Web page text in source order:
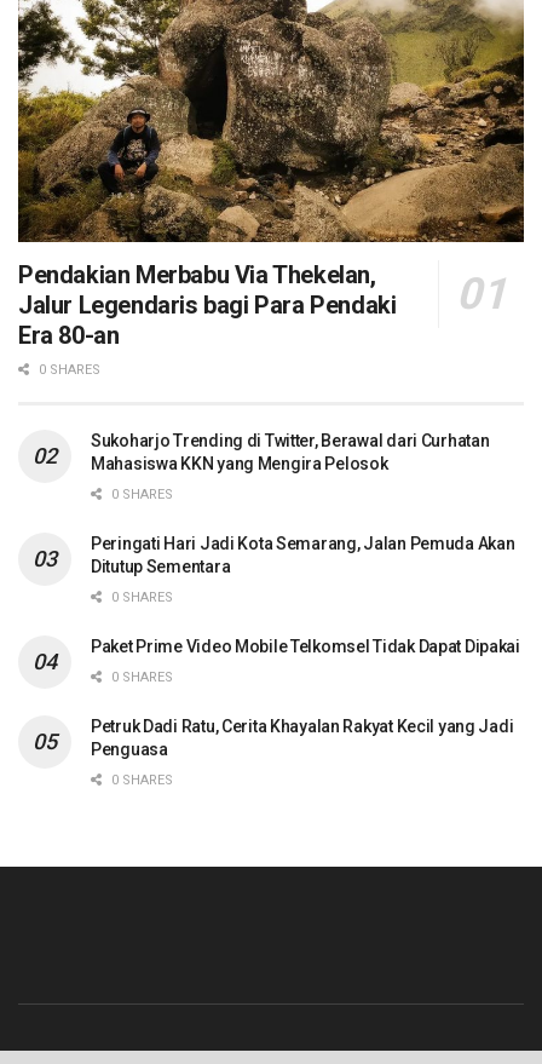
Pendakian Merbabu Via Thekelan,
Jalur Legendaris bagi Para Pendaki
Era 80-an
0 SHARES
Sukoharjo Trending di Twitter, Berawal dari Curhatan
Mahasiswa KKN yang Mengira Pelosok
0 SHARES
Peringati Hari Jadi Kota Semarang, Jalan Pemuda Akan
Ditutup Sementara
0 SHARES
Paket Prime Video Mobile Telkomsel Tidak Dapat Dipakai
0 SHARES
Petruk Dadi Ratu, Cerita Khayalan Rakyat Kecil yang Jadi
Penguasa
0 SHARES